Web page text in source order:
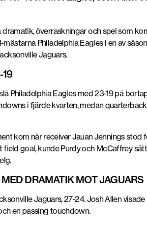
överraskningar och spel som
mästarna Philadelphia Eaglesi en av
Jaguars.
Philadelphia Eagles med 23-19på
i fjärde kvarten, medan quarterback
kom när receiverJauan Jenningsstod
goal, kunde Purdy och McCaffrey
DRAMATIK MOT JAGUARS
Jaguars, 27-24. Josh Allen
en passing touchdown.